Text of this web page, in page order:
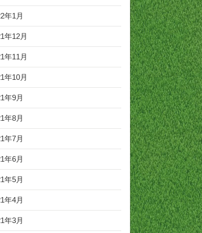
年1月
年12月
年11月
年10月
年9月
年8月
年7月
年6月
年5月
年4月
年3月